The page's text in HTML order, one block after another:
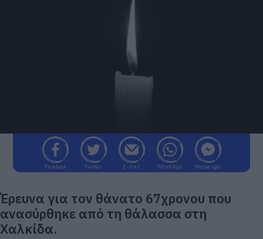
Facebook Twitter E-mail WhatsApp Messenger
Έρευνα για τον θάνατο 67χρονου που
ανασύρθηκε από τη θάλασσα στη
Χαλκίδα.